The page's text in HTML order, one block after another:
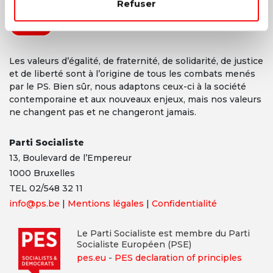
Refuser
Les valeurs d’égalité, de fraternité, de solidarité, de justice
et de liberté sont à l’origine de tous les combats menés
par le PS. Bien sûr, nous adaptons ceux-ci à la société
contemporaine et aux nouveaux enjeux, mais nos valeurs
ne changent pas et ne changeront jamais.
Parti Socialiste
13, Boulevard de l’Empereur
1000 Bruxelles
TEL 02/548 32 11
info@ps.be | Mentions légales | Confidentialité
Le Parti Socialiste est membre du Parti
Socialiste Européen (PSE)
pes.eu - PES declaration of principles